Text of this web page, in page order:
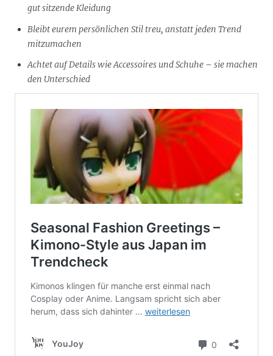
gut sitzende Kleidung
Bleibt eurem persönlichen Stil treu, anstatt jeden Trend
mitzumachen
Achtet auf Details wie Accessoires und Schuhe – sie machen
den Unterschied